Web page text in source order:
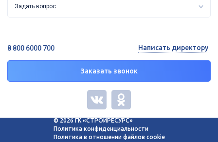
Задать вопрос
8 800 6000 700
Заказать звонок
Написать директору
© 2026 ГК «СТРОЙРЕСУРС»
Политика конфиденциальности
Политика в отношении файлов cookie